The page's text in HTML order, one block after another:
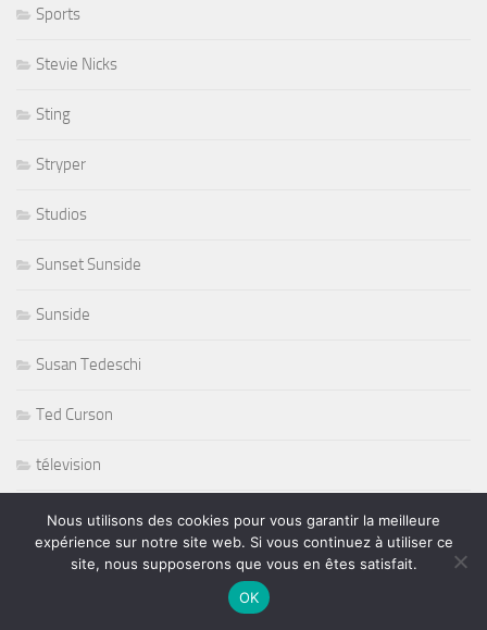
Sports
Stevie Nicks
Sting
Stryper
Studios
Sunset Sunside
Sunside
Susan Tedeschi
Ted Curson
télevision
tennis
tennis sport
Nous utilisons des cookies pour vous garantir la meilleure
expérience sur notre site web. Si vous continuez à utiliser ce
site, nous supposerons que vous en êtes satisfait.
OK